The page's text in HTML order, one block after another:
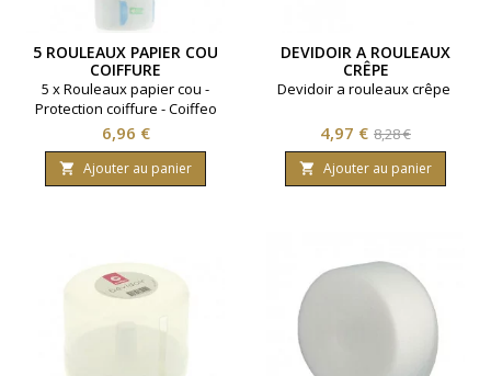
5 ROULEAUX PAPIER COU
COIFFURE
5 x Rouleaux papier cou -
Protection coiffure - Coiffeo
Prix
6,96 €
 Ajouter au panier
DEVIDOIR A ROULEAUX
CRÊPE
Devidoir a rouleaux crêpe
Prix
4,97 € Prix
de
base
8,28 €
 Ajouter au panier